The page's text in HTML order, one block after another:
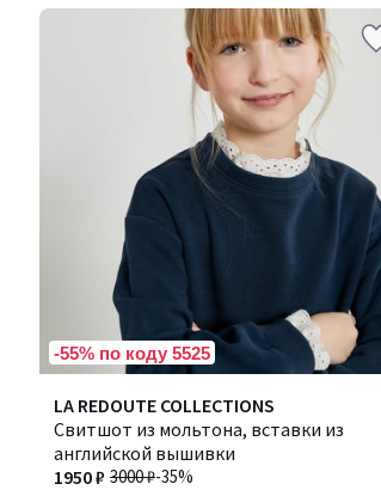
-55% по коду 5525
LA REDOUTE COLLECTIONS
Свитшот из мольтона, вставки из
английской вышивки
3000 ₽-35%
1950 ₽
4,9
/ 5